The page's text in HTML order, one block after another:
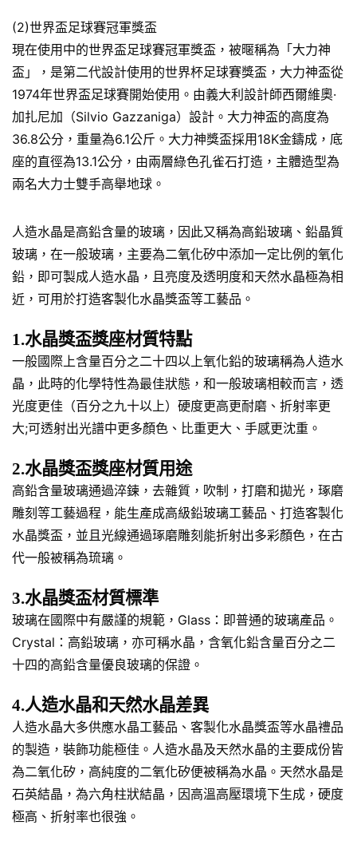
(2)世界盃足球賽冠軍獎盃
現在使用中的世界盃足球賽冠軍獎盃，被暱稱為「大力神
盃」，是第二代設計使用的世界杯足球賽獎盃，大力神盃從
1974年世界盃足球賽開始使用。由義大利設計師西爾維奧·
加扎尼加（Silvio Gazzaniga）設計。大力神盃的高度為
36.8公分，重量為6.1公斤。大力神獎盃採用18K金鑄成，底
座的直徑為13.1公分，由兩層綠色孔雀石打造，主體造型為
兩名大力士雙手高舉地球。
人造水晶是高鉛含量的玻璃，因此又稱為高鉛玻璃、鉛晶質
玻璃，在一般玻璃，主要為二氧化矽中添加一定比例的氧化
鉛，即可製成人造水晶，且亮度及透明度和天然水晶極為相
近，可用於打造客製化水晶獎盃等工藝品。
1.水晶獎盃獎座材質特點
一般國際上含量百分之二十四以上氧化鉛的玻璃稱為人造水
晶，此時的化學特性為最佳狀態，和一般玻璃相較而言，透
光度更佳（百分之九十以上）硬度更高更耐磨、折射率更
大;可透射出光譜中更多顏色、比重更大、手感更沈重。
2.水晶獎盃獎座材質用途
高鉛含量玻璃通過淬鍊，去雜質，吹制，打磨和拋光，琢磨
雕刻等工藝過程，能生產成高級鉛玻璃工藝品、打造客製化
水晶獎盃，並且光線通過琢磨雕刻能折射出多彩顏色，在古
代一般被稱為琉璃。
3.水晶獎盃材質標準
玻璃在國際中有嚴謹的規範，Glass：即普通的玻璃產品。
Crystal：高鉛玻璃，亦可稱水晶，含氧化鉛含量百分之二
十四的高鉛含量優良玻璃的保證。
4.人造水晶和天然水晶差異
人造水晶大多供應水晶工藝品、客製化水晶獎盃等水晶禮品
的製造，裝飾功能極佳。人造水晶及天然水晶的主要成份皆
為二氧化矽，高純度的二氧化矽便被稱為水晶。天然水晶是
石英結晶，為六角柱狀結晶，因高溫高壓環境下生成，硬度
極高、折射率也很強。